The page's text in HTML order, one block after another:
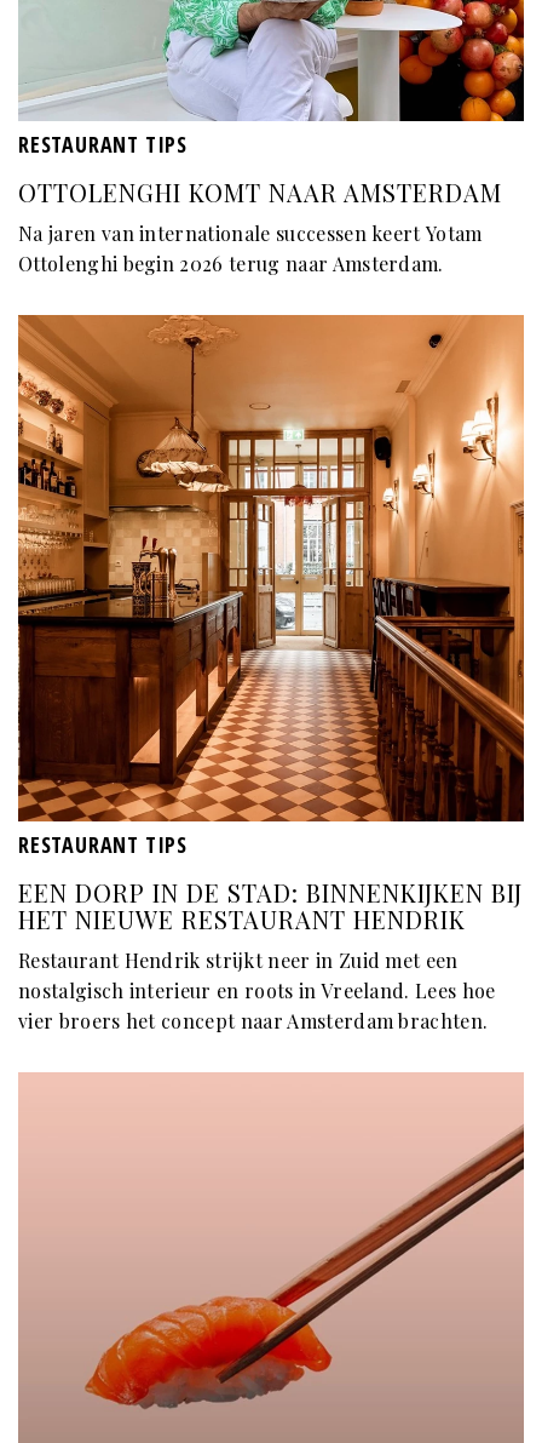
RESTAURANT TIPS
OTTOLENGHI KOMT NAAR AMSTERDAM
Na jaren van internationale successen keert Yotam
Ottolenghi begin 2026 terug naar Amsterdam.
RESTAURANT TIPS
EEN DORP IN DE STAD: BINNENKIJKEN BIJ
HET NIEUWE RESTAURANT HENDRIK
Restaurant Hendrik strijkt neer in Zuid met een
nostalgisch interieur en roots in Vreeland. Lees hoe
vier broers het concept naar Amsterdam brachten.